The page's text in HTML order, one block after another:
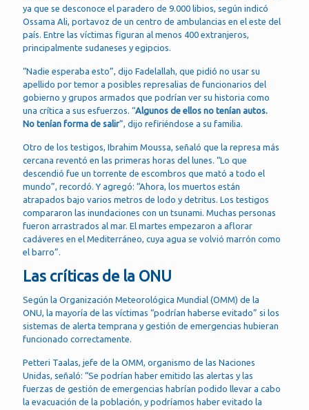
ya que se desconoce el paradero de 9.000 libios, según indicó
Ossama Ali, portavoz de un centro de ambulancias en el este del
país. Entre las víctimas figuran al menos 400 extranjeros,
principalmente sudaneses y egipcios.
“Nadie esperaba esto”, dijo Fadelallah, que pidió no usar su
apellido por temor a posibles represalias de funcionarios del
gobierno y grupos armados que podrían ver su historia como
una crítica a sus esfuerzos. “Algunos de ellos no tenían autos.
No tenían forma de salir”, dijo refiriéndose a su familia.
Otro de los testigos, Ibrahim Moussa, señaló que la represa más
cercana reventó en las primeras horas del lunes. “Lo que
descendió fue un torrente de escombros que mató a todo el
mundo”, recordó. Y agregó: “Ahora, los muertos están
atrapados bajo varios metros de lodo y detritus. Los testigos
compararon las inundaciones con un tsunami. Muchas personas
fueron arrastrados al mar. El martes empezaron a aflorar
cadáveres en el Mediterráneo, cuya agua se volvió marrón como
el barro”.
Las críticas de la ONU
Según la Organización Meteorológica Mundial (OMM) de la
ONU, la mayoría de las víctimas “podrían haberse evitado” si los
sistemas de alerta temprana y gestión de emergencias hubieran
funcionado correctamente.
Petteri Taalas, jefe de la OMM, organismo de las Naciones
Unidas, señaló: “Se podrían haber emitido las alertas y las
fuerzas de gestión de emergencias habrían podido llevar a cabo
la evacuación de la población, y podríamos haber evitado la